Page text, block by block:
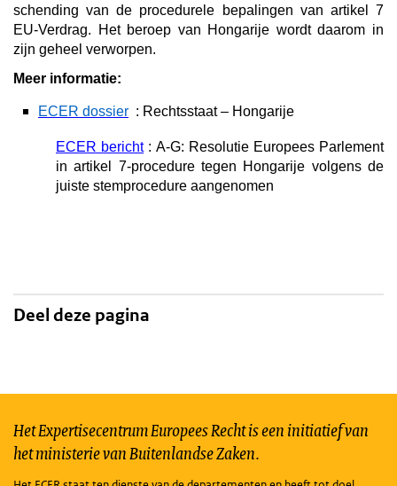
schending van de procedurele bepalingen van artikel 7
EU-Verdrag. Het beroep van Hongarije wordt daarom in
zijn geheel verworpen.
Meer informatie:
ECER dossier : Rechtsstaat – Hongarije
ECER bericht : A-G: Resolutie Europees Parlement
in artikel 7-procedure tegen Hongarije volgens de
juiste stemprocedure aangenomen
Deel deze pagina
Het Expertisecentrum Europees Recht is een initiatief van
het ministerie van Buitenlandse Zaken.